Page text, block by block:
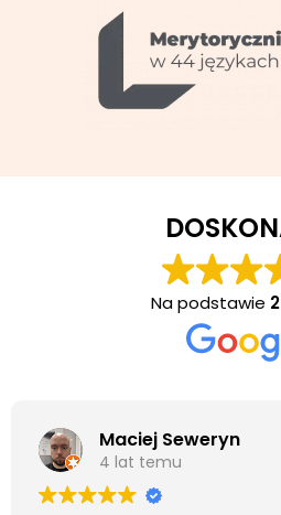
Na podstawie
Maciej Seweryn
4 lat temu